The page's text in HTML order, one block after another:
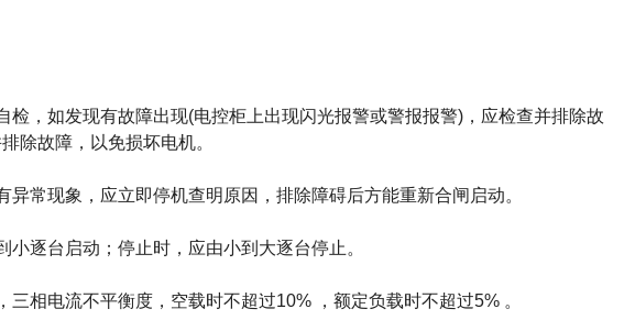
检，如发现有故障出现(电控柜上出现闪光报警或警报报警) ，应检查并排除故
除故障，以免损坏电机。
异常现象，应立即停机查明原因，排除障碍后方能重新合闸启动。
逐台启动；停止时，应由小到大逐台停止。
三相电流不平衡度，空载时不超过10% ，额定负载时不超过5% 。